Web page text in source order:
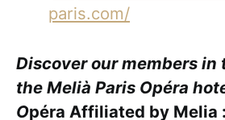
paris.com/
Discover our members in
the Melià Paris Opéra
Opéra Affiliated by Melia :